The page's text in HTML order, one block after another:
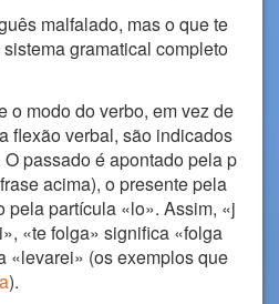
malfalado, mas o que te
gramatical completo
o modo do verbo, em vez de
flexão verbal, são indicados
passado é apontado pela p
acima), o presente pela
pela partícula «lo». Assim, «j
«te folga» significa «folga
«levarei» (os exemplos que
).